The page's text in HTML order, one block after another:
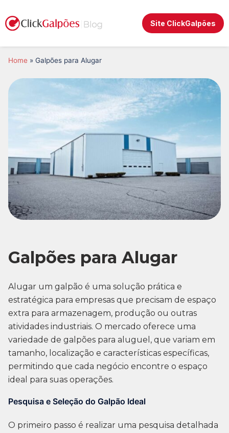
Site ClickGalpões
Home » Galpões para Alugar
Galpões para Alugar
Alugar um galpão é uma solução prática e
estratégica para empresas que precisam de espaço
extra para armazenagem, produção ou outras
atividades industriais. O mercado oferece uma
variedade de galpões para aluguel, que variam em
tamanho, localização e características específicas,
permitindo que cada negócio encontre o espaço
ideal para suas operações.
Pesquisa e Seleção do Galpão Ideal
O primeiro passo é realizar uma pesquisa detalhada